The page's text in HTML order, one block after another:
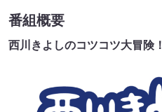
番組概要
西川きよしのコツコツ大冒険！